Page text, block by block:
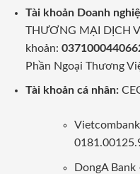
Tài khoản Doanh
THƯƠNG MẠI DỊCH
khoản:
Phần Ngoại Thương
Tài khoản cá nhân:
DongA